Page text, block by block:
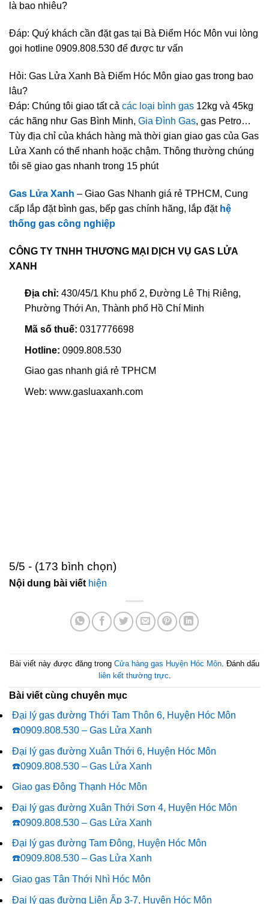
là bao nhiêu?
Đáp: Quý khách cần đặt gas tại Bà Điểm Hóc Môn vui lòng
gọi hotline 0909.808.530 để được tư vấn
Hỏi: Gas Lửa Xanh Bà Điểm Hóc Môn giao gas trong bao
lâu?
Đáp: Chúng tôi giao tất cả các loại bình gas 12kg và 45kg
các hãng như Gas Bình Minh, Gia Đình Gas, gas Petro…
Tùy địa chỉ của khách hàng mà thời gian giao gas của Gas
Lửa Xanh có thể nhanh hoặc chậm. Thông thường chúng
tôi sẽ giao gas nhanh trong 15 phút
Gas Lửa Xanh – Giao Gas Nhanh giá rẻ TPHCM, Cung
cấp lắp đặt bình gas, bếp gas chính hãng, lắp đặt hệ
thống gas công nghiệp
CÔNG TY TNHH THƯƠNG MẠI DỊCH VỤ GAS LỬA
XANH
Địa chỉ: 430/45/1 Khu phố 2, Đường Lê Thị Riêng,
Phường Thới An, Thành phố Hồ Chí Minh
Mã số thuế: 0317776698
Hotline: 0909.808.530
Giao gas nhanh giá rẻ TPHCM
Web: www.gasluaxanh.com
5/5 - (173 bình chọn)
Nội dung bài viết hiện
Bài viết này được đăng trong Cửa hàng gas Huyện Hóc Môn. Đánh dấu
liên kết thường trực.
Bài viết cùng chuyên mục
Đại lý gas đường Thới Tam Thôn 6, Huyện Hóc Môn
☎️0909.808.530 – Gas Lửa Xanh
Đại lý gas đường Xuân Thới 6, Huyện Hóc Môn
☎️0909.808.530 – Gas Lửa Xanh
Giao gas Đông Thạnh Hóc Môn
Đại lý gas đường Xuân Thới Sơn 4, Huyện Hóc Môn
☎️0909.808.530 – Gas Lửa Xanh
Đại lý gas đường Tam Đông, Huyện Hóc Môn
☎️0909.808.530 – Gas Lửa Xanh
Giao gas Tân Thới Nhì Hóc Môn
Đại lý gas đường Liên Ấp 3-7, Huyện Hóc Môn